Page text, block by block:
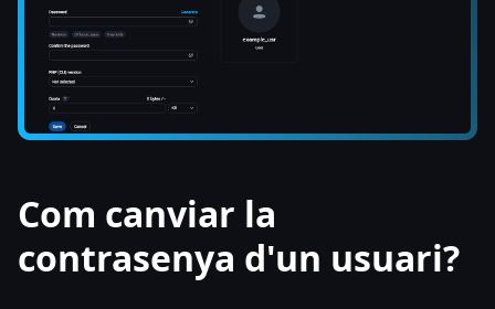
Com canviar la
contrasenya d'un usuari?